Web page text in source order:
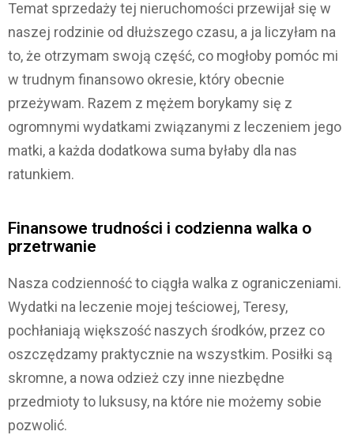
Temat sprzedaży tej nieruchomości przewijał się w
naszej rodzinie od dłuższego czasu, a ja liczyłam na
to, że otrzymam swoją część, co mogłoby pomóc mi
w trudnym finansowo okresie, który obecnie
przeżywam. Razem z mężem borykamy się z
ogromnymi wydatkami związanymi z leczeniem jego
matki, a każda dodatkowa suma byłaby dla nas
ratunkiem.
Finansowe trudności i codzienna walka o
przetrwanie
Nasza codzienność to ciągła walka z ograniczeniami.
Wydatki na leczenie mojej teściowej, Teresy,
pochłaniają większość naszych środków, przez co
oszczędzamy praktycznie na wszystkim. Posiłki są
skromne, a nowa odzież czy inne niezbędne
przedmioty to luksusy, na które nie możemy sobie
pozwolić.